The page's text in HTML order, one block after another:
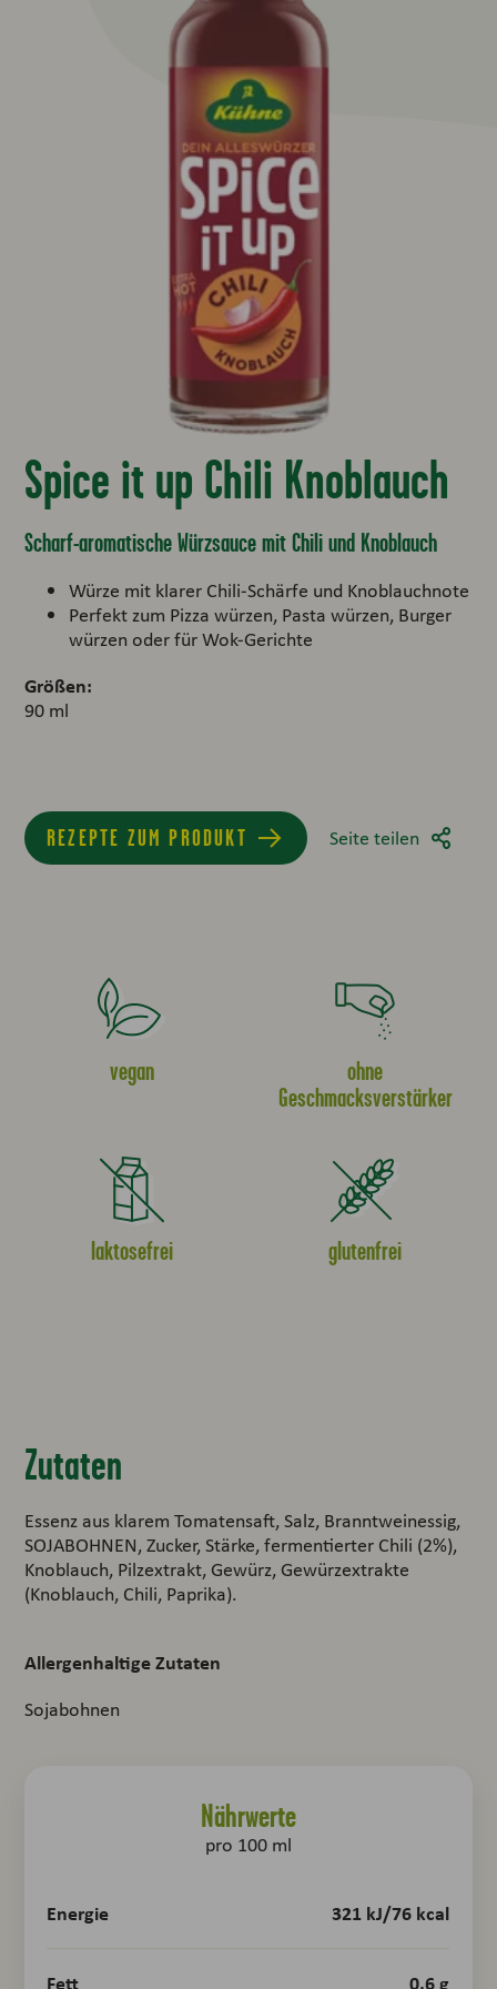
Spice it up Chili Knoblauch
Scharf-aromatische Würzsauce mit Chili und Knoblauch
Würze mit klarer Chili‑Schärfe und Knoblauchnote
Perfekt zum Pizza würzen, Pasta würzen, Burger
würzen oder für Wok‑Gerichte
Größen:
90 ml
REZEPTE ZUM PRODUKT Seite teilen
vegan
ohne
Geschmacksverstärker
laktosefrei glutenfrei
Zutaten
Essenz aus klarem Tomatensaft, Salz, Branntweinessig,
SOJABOHNEN, Zucker, Stärke, fermentierter Chili (2%),
Knoblauch, Pilzextrakt, Gewürz, Gewürzextrakte
(Knoblauch, Chili, Paprika).
Allergenhaltige Zutaten
Sojabohnen
Nährwerte
pro 100 ml
Energie 321 kJ/76 kcal
Fett 0,6 g